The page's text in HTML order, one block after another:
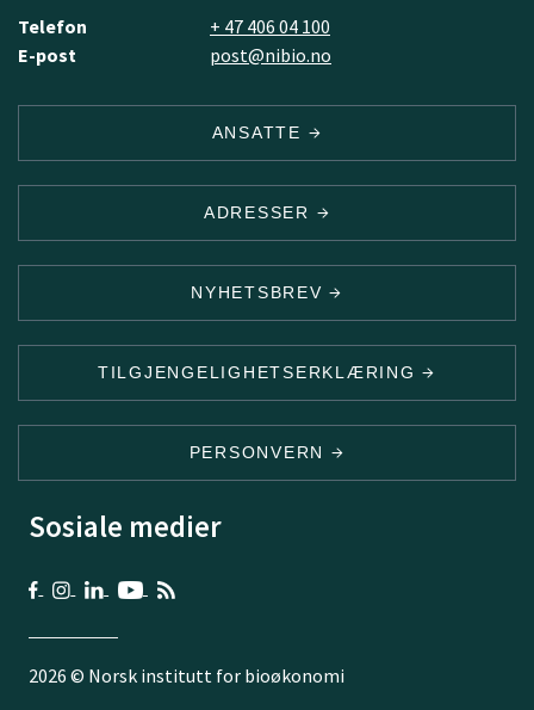
Telefon
+ 47 406 04 100
E-post
post@nibio.no
ANSATTE
ADRESSER
NYHETSBREV
TILGJENGELIGHETSERKLÆRING
PERSONVERN
Sosiale medier
2026 © Norsk institutt for bioøkonomi